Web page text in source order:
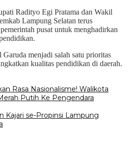
Radityo Egi Pratama dan Wakil
Lampung Selatan terus
pusat untuk menghadirkan
menjadi salah satu prioritas
kualitas pendidikan di daerah.
Rasa Nasionalisme! Walikota
Putih Ke Pengendara
Kajari se-Propinsi Lampung